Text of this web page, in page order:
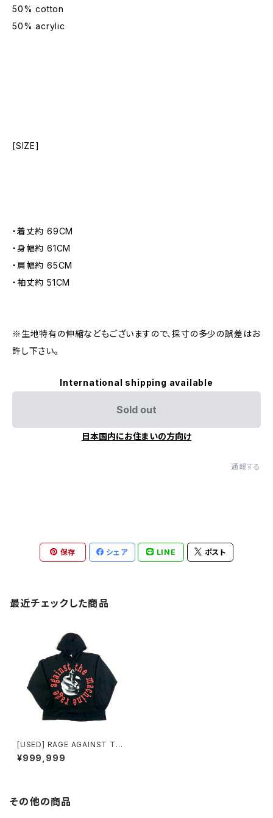
50% cotton
50% acrylic
[SIZE]
・着丈約 69CM
・身幅約 61CM
・肩幅約 65CM
・袖丈約 51CM
※生地特有の伸縮などもございますので、採寸の多少の誤差はお
許し下さい。
International shipping available
Sold out
日本国内にお住まいの方向け
通報する
保存 シェア LINE ポスト
最近チェックした商品
[USED] RAGE AGAINST TH
E MACHINE HOODIR
¥999,999
その他の商品